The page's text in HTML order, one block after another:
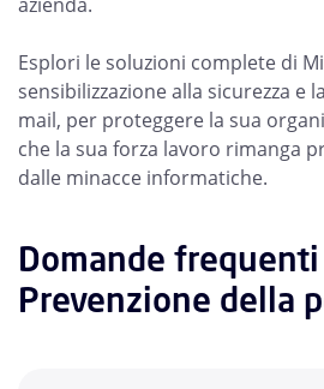
Esplori le soluzioni complete di
sensibilizzazione alla sicurezza e
mail, per proteggere la sua
che la sua forza lavoro rimanga
dalle minacce informatiche.
Domande frequenti
Prevenzione della